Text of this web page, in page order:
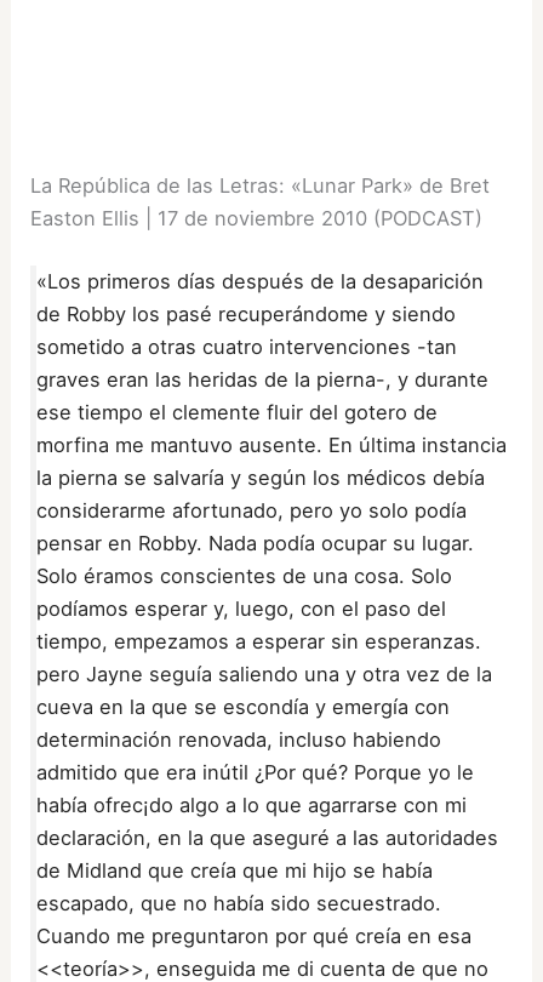
La República de las Letras: «Lunar Park» de Bret
Easton Ellis | 17 de noviembre 2010 (PODCAST)
«Los primeros días después de la desaparición
de Robby los pasé recuperándome y siendo
sometido a otras cuatro intervenciones -tan
graves eran las heridas de la pierna-, y durante
ese tiempo el clemente fluir del gotero de
morfina me mantuvo ausente. En última instancia
la pierna se salvaría y según los médicos debía
considerarme afortunado, pero yo solo podía
pensar en Robby. Nada podía ocupar su lugar.
Solo éramos conscientes de una cosa. Solo
podíamos esperar y, luego, con el paso del
tiempo, empezamos a esperar sin esperanzas.
pero Jayne seguía saliendo una y otra vez de la
cueva en la que se escondía y emergía con
determinación renovada, incluso habiendo
admitido que era inútil ¿Por qué? Porque yo le
había ofrec¡do algo a lo que agarrarse con mi
declaración, en la que aseguré a las autoridades
de Midland que creía que mi hijo se había
escapado, que no había sido secuestrado.
Cuando me preguntaron por qué creía en esa
<<teoría>>, enseguida me di cuenta de que no